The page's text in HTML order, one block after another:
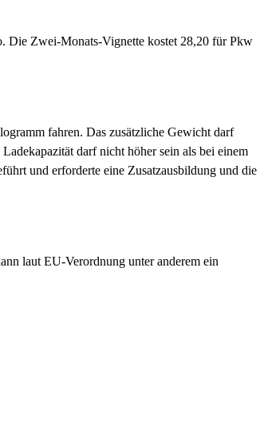
Die Zwei-Monats-Vignette kostet 28,20 für Pkw
fahren. Das zusätzliche Gewicht darf
darf nicht höher sein als bei einem
und erforderte eine Zusatzausbildung und die
laut EU-Verordnung unter anderem ein